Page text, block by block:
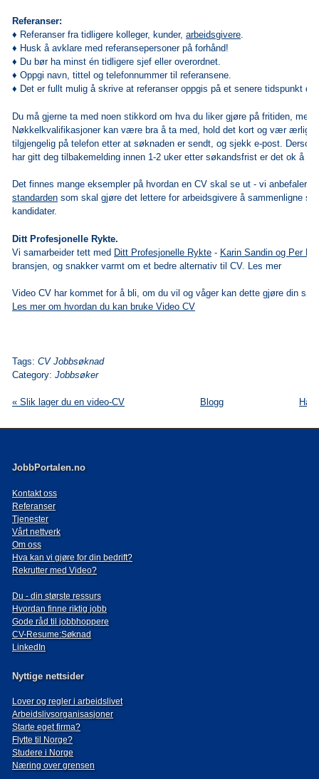
Referanser:
♦ Referanser fra tidligere kolleger, kunder,arbeidsgivere.
♦ Husk å avklare med referansepersoner på forhånd!
♦ Du bør ha minst én tidligere sjef eller overordnet.
♦Oppgi navn, tittel og telefonnummer til referansene.
♦ Det er fullt mulig å skrive at referanser oppgis på et senere tidspunkt
Du må gjerne ta med noen stikkord om hva du liker gjøre på fritiden, men
Nøkkelkvalifikasjoner kan være bra å ta med, hold det kort og vær ærlig!
tilgjengelig på telefon etter at søknaden er sendt, og sjekk e-post.
har gitt deg tilbakemelding innen 1-2 uker etter søkandsfrist er det ok å ta
Det finnes mange eksempler på hvordan en CV skal se ut - vi anbefaler
standarden som skal gjøre det lettere for arbeidsgivere å sammenligne
kandidater.
Ditt Profesjonelle Rykte.
Vi samarbeider tett med Ditt Profesjonelle Rykte - Karin Sandin og Per
bransjen, og snakker varmt om et bedre alternativ til CV.
Les mer
Video CV har kommet for å bli, om du vil og våger kan dette gjøre din
Les mer om hvordan du kan bruke Video CV
Tags:CV Jobbsøknad
Category:Jobbsøker
« Slik lager du en video-CV Blogg Har
JobbPortalen.no
Kontakt oss
Referanser
Tjenester
Vårt nettverk
Om oss
Hva kan vi gjøre for din bedrift?
Rekrutter med Video?
Du - din største ressurs
Hvordan finne riktig jobb
Gode råd til jobbhoppere
CV-Resume:Søknad
LinkedIn
Nyttige nettsider
Lover og regler i arbeidslivet
Arbeidslivsorganisasjoner
Starte eget firma?
Flytte til Norge?
Studere i Norge
Næring over grensen